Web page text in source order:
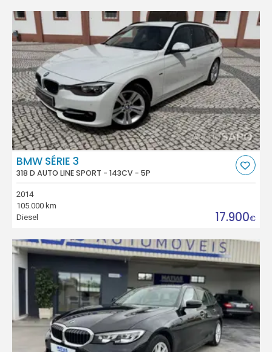
BMW SÉRIE 3
318 D AUTO LINE SPORT - 143CV - 5P
2014
105.000 km
Diesel
17.900€